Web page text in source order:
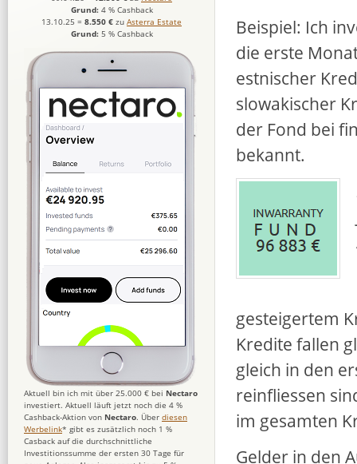
Beispiel: Ich
die erste
estnischer
slowakischer
der Fond bei
bekannt.
gesteigertem
Kredite fallen
gleich in den
reinfliessen
im gesamten
Gelder in den
Grund: 4 % Cashback
13.10.25 = 8.550 € zu Asterra Estate
Grund: 5 % Cashback
Aktuell bin ich mit über 25.000 € bei Nectaro
investiert. Aktuell läuft jetzt noch die 4 %
Cashback-Aktion von Nectaro. Über diesen
Werbelink* gibt es zusätzlich noch 1 %
Casback auf die durchschnittliche
Investitionssumme der ersten 30 Tage für